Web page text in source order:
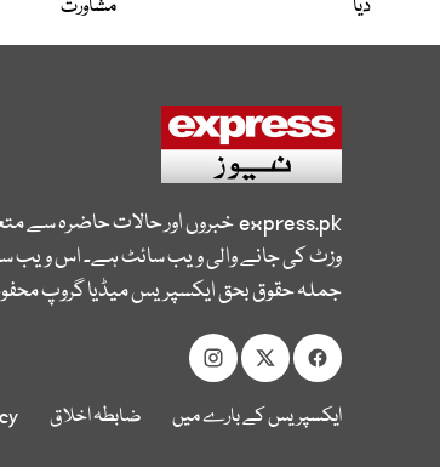
دیا
مشاورت
express.pkخبروں اور حالات حاضرہ سے
وزٹ کی جانے والی ویب سائٹ ہے۔ اس ویب
جملہ حقوق بحق ایکسپریس میڈیا گروپ
ایکسپریس کے بارے میں ضابطہ اخلاق